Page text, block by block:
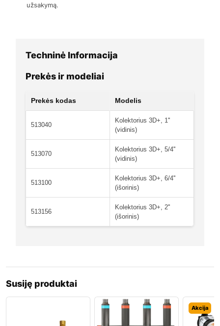
užsakymą.
Techninė Informacija
Prekės ir modeliai
Prekės kodas Modelis
513040
Kolektorius 3D+, 1''
(vidinis)
513070
Kolektorius 3D+, 5/4''
(vidinis)
513100
Kolektorius 3D+, 6/4''
(išorinis)
513156
Kolektorius 3D+, 2''
(išorinis)
Susiję produktai
Akcija